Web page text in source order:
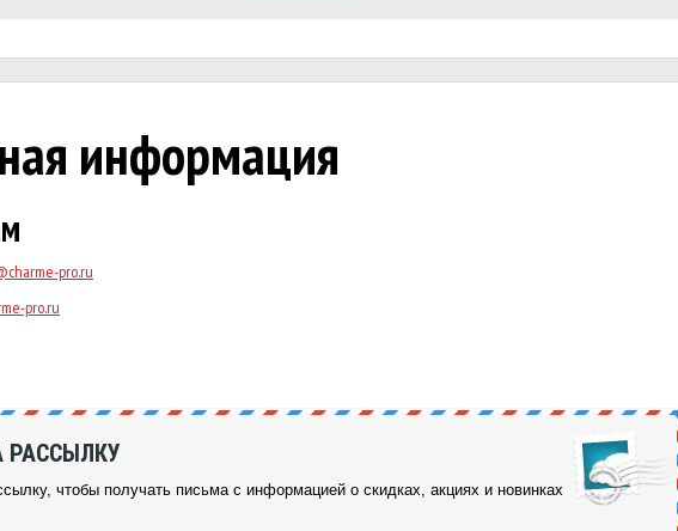
информация
pro.ru
pro.ru
РАССЫЛКУ
чтобы получать письма с информацией о скидках, акциях и новинках